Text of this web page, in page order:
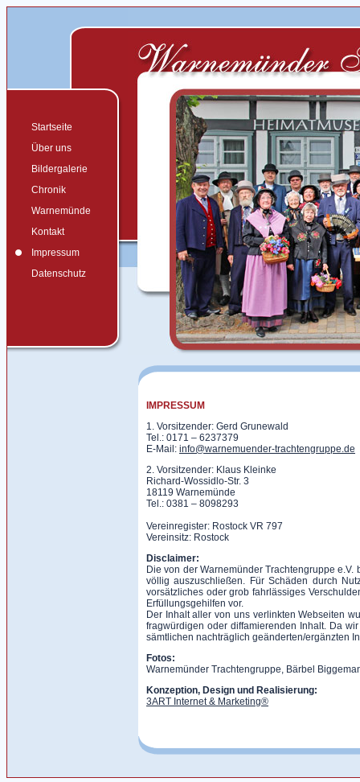
Startseite
Über uns
Bildergalerie
Chronik
Warnemünde
Kontakt
Impressum
Datenschutz
IMPRESSUM
1. Vorsitzender: Gerd Grunewald
Tel.: 0171 – 6237379
E-Mail: info@warnemuender-trachtengruppe.de
2. Vorsitzender: Klaus Kleinke
Richard-Wossidlo-Str. 3
18119 Warnemünde
Tel.: 0381 – 8098293
Vereinregister: Rostock VR 797
Vereinsitz: Rostock
Disclaimer:
Die von der Warnemünder Trachtengruppe
völlig auszuschließen. Für Schäden durch
vorsätzliches oder grob fahrlässiges
Erfüllungsgehilfen vor.
Der Inhalt aller von uns verlinkten Webseiten
fragwürdigen oder diffamierenden Inhalt. Da
sämtlichen nachträglich geänderten/ergänzten
Fotos:
Warnemünder Trachtengruppe, Bärbel
Konzeption, Design und Realisierung:
3ART Internet & Marketing®